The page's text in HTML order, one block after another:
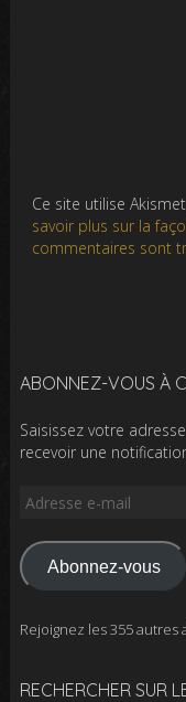
Ce site utilise
savoir plus sur la
commentaires sont
ABONNEZ-VOUS À
Saisissez votre
recevoir une
Adresse
mail
Abonnez-vous
Rejoignez les 355 autres
RECHERCHER SUR